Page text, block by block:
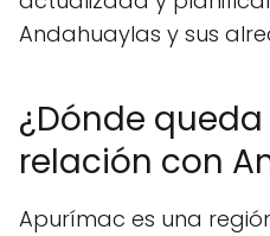
Andahuaylas y sus
¿Dónde
relación con
Apurímac es una